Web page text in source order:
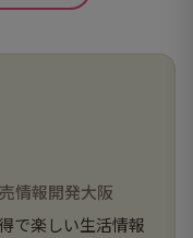
情報開発大阪
で楽しい生活情報